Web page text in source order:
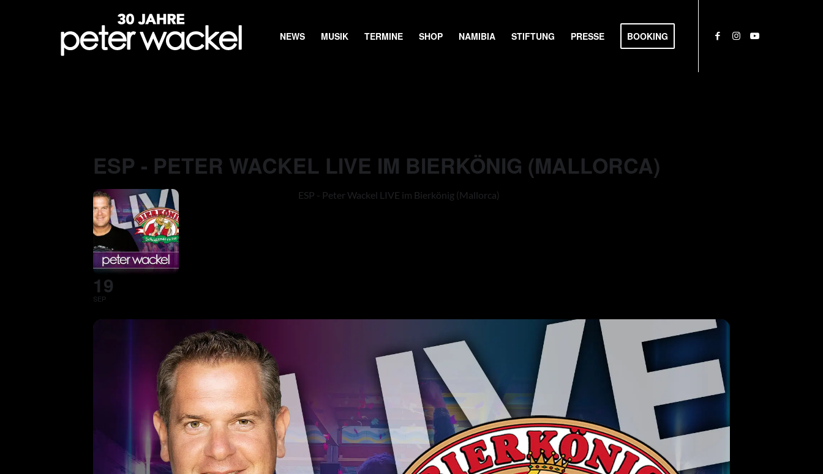
NEWS MUSIK TERMINE SHOP NAMIBIA STIFTUNG PRESSE BOOKING
ESP - PETER WACKEL LIVE IM BIERKÖNIG (MALLORCA)
19
SEP
ESP - Peter Wackel LIVE im Bierkönig (Mallorca)